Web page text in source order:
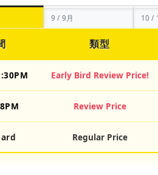
9 / 9月 10 /
類型
Early Bird Review Price!
Review Price
Regular Price